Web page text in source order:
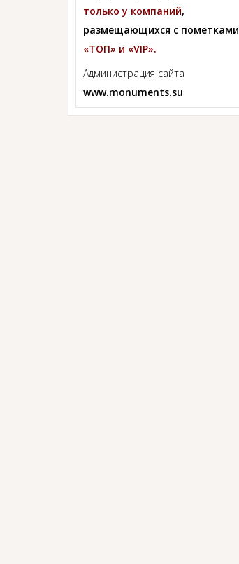
только у компаний,
размещающихся с пометками
«ТОП» и «VIP».
Администрация сайта
www.monuments.su